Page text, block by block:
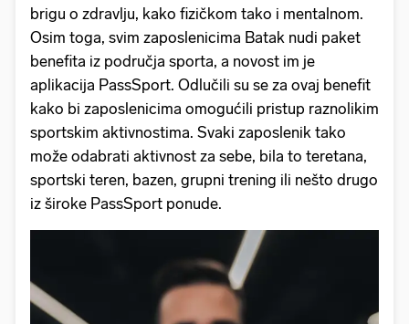
brigu o zdravlju, kako fizičkom tako i mentalnom.
Osim toga, svim zaposlenicima Batak nudi paket
benefita iz područja sporta, a novost im je
aplikacija PassSport. Odlučili su se za ovaj benefit
kako bi zaposlenicima omogućili pristup raznolikim
sportskim aktivnostima. Svaki zaposlenik tako
može odabrati aktivnost za sebe, bila to teretana,
sportski teren, bazen, grupni trening ili nešto drugo
iz široke PassSport ponude.